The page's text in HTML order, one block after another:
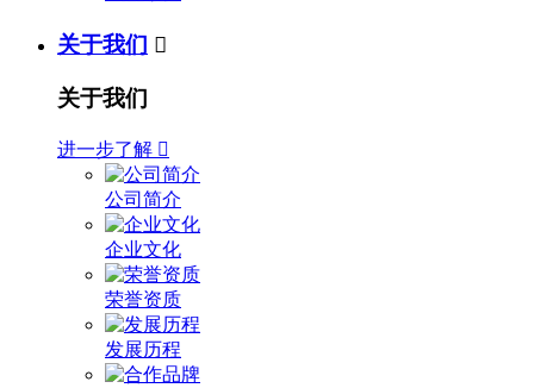
关于我们 
关于我们
进一步了解 
公司简介
企业文化
荣誉资质
发展历程